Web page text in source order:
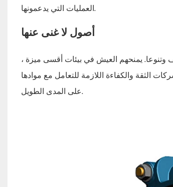
العمليات التي يدعمونها.
أصول لا غنى عنها
وتنوعا. يمنحهم العيش في بيئات أقسى ميزة ،
الثقة والكفاءة اللازمة للتعامل مع موادها
على المدى الطويل.